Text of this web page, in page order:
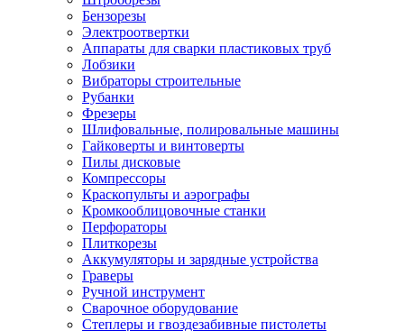
Бензорезы
Электроотвертки
Аппараты для сварки пластиковых труб
Лобзики
Вибраторы строительные
Рубанки
Фрезеры
Шлифовальные, полировальные машины
Гайковерты и винтоверты
Пилы дисковые
Компрессоры
Краскопульты и аэрографы
Кромкооблицовочные станки
Перфораторы
Плиткорезы
Аккумуляторы и зарядные устройства
Граверы
Ручной инструмент
Сварочное оборудование
Степлеры и гвоздезабивные пистолеты